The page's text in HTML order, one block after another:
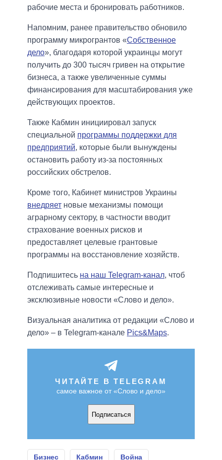
рабочие места и бронировать работников.
Напомним, ранее правительство обновило
программу микрогрантов «Собственное
дело», благодаря которой украинцы могут
получить до 300 тысяч гривен на открытие
бизнеса, а также увеличенные суммы
финансирования для масштабирования уже
действующих проектов.
Также Кабмин инициировал запуск
специальной программы поддержки для
предприятий, которые были вынуждены
остановить работу из-за постоянных
российских обстрелов.
Кроме того, Кабинет министров Украины
внедряет новые механизмы помощи
аграрному сектору, в частности вводит
страхование военных рисков и
предоставляет целевые грантовые
программы на восстановление хозяйств.
Подпишитесь на наш Telegram-канал, чтоб
отслеживать самые интересные и
эксклюзивные новости «Слово и дело».
Визуальная аналитика от редакции «Слово и
дело» – в Telegram-канале Pics&Maps.
ЧИТАЙТЕ В TELEGRAM
самое важное от «Слово и дело»
Подписаться
Бизнес Кабмин Война